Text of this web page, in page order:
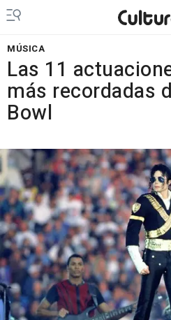
MÚSICA
Las 11
más recordadas
Bowl